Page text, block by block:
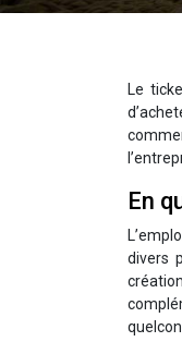
Le
En
divers